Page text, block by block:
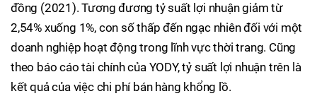
đồng (2021). Tương đương tỷ suất lợi nhuận giảm từ
2,54% xuống 1%, con số thấp đến ngạc nhiên đối với một
doanh nghiệp hoạt động trong lĩnh vực thời trang. Cũng
theo báo cáo tài chính của YODY, tỷ suất lợi nhuận trên là
kết quả của việc chi phí bán hàng khổng lồ.